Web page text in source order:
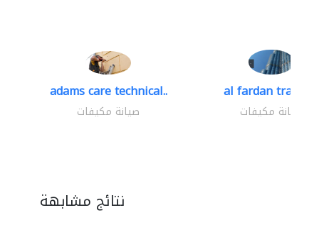
adams care technical..
صيانة مكيفات
al fardan trading..
صيانة مكيفات
نتائج مشابهة